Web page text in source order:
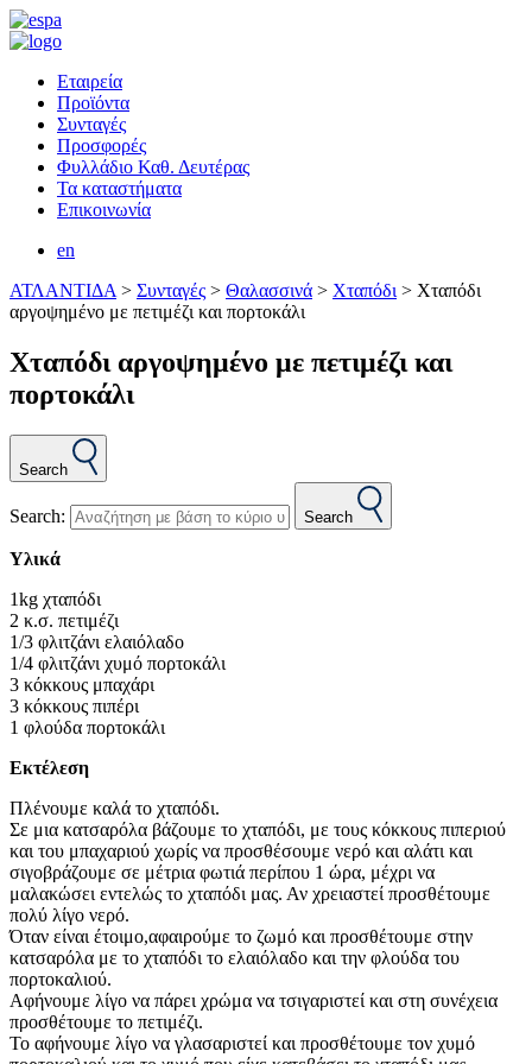
Εταιρεία
Προϊόντα
Συνταγές
Προσφορές
Φυλλάδιο Καθ. Δευτέρας
Τα καταστήματα
Επικοινωνία
en
ΑΤΛΑΝΤΙΔΑ > Συνταγές > Θαλασσινά > Χταπόδι > Χταπόδι
αργοψημένο με πετιμέζι και πορτοκάλι
Χταπόδι αργοψημένο με πετιμέζι και
πορτοκάλι
Search
Search: Search
Υλικά
1kg χταπόδι
2 κ.σ. πετιμέζι
1/3 φλιτζάνι ελαιόλαδο
1/4 φλιτζάνι χυμό πορτοκάλι
3 κόκκους μπαχάρι
3 κόκκους πιπέρι
1 φλούδα πορτοκάλι
Εκτέλεση
Πλένουμε καλά το χταπόδι.
Σε μια κατσαρόλα βάζουμε το χταπόδι, με τους κόκκους πιπεριού
και του μπαχαριού χωρίς να προσθέσουμε νερό και αλάτι και
σιγοβράζουμε σε μέτρια φωτιά περίπου 1 ώρα, μέχρι να
μαλακώσει εντελώς το χταπόδι μας. Αν χρειαστεί προσθέτουμε
πολύ λίγο νερό.
Όταν είναι έτοιμο,αφαιρούμε το ζωμό και προσθέτουμε στην
κατσαρόλα με το χταπόδι το ελαιόλαδο και την φλούδα του
πορτοκαλιού.
Αφήνουμε λίγο να πάρει χρώμα να τσιγαριστεί και στη συνέχεια
προσθέτουμε το πετιμέζι.
Το αφήνουμε λίγο να γλασαριστεί και προσθέτουμε τον χυμό